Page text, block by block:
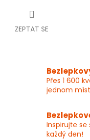
ZEPTAT SE
Přes 1 600
jednom
Inspirujte
každý den!